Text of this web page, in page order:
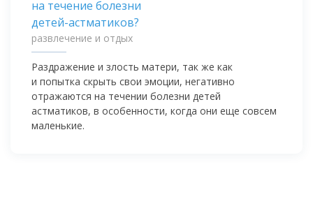
развлечение и отдых
Раздражение и злость матери, так же как
и попытка скрыть свои эмоции, негативно
отражаются на течении болезни детей
астматиков, в особенности, когда они еще совсем
маленькие.